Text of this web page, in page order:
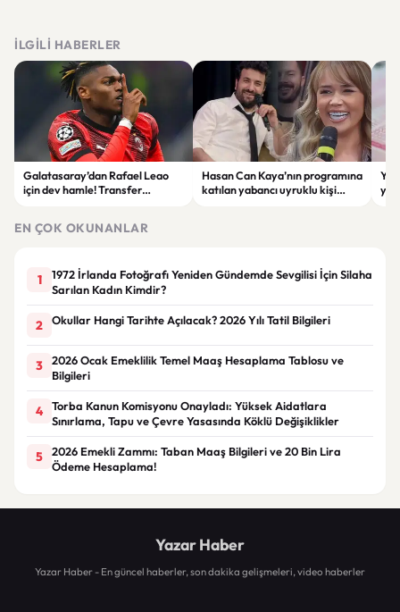
İLGILI HABERLER
Galatasaray’dan Rafael Leao
için dev hamle! Transfer
Hasan Can Kaya’nın programına
katılan yabancı uyruklu kişi
EN ÇOK OKUNANLAR
1
1972 İrlanda Fotoğrafı Yeniden Gündemde Sevgilisi İçin Silaha
Sarılan Kadın Kimdir?
2 Okullar Hangi Tarihte Açılacak? 2026 Yılı Tatil Bilgileri
3
2026 Ocak Emeklilik Temel Maaş Hesaplama Tablosu ve
Bilgileri
4
Torba Kanun Komisyonu Onayladı: Yüksek Aidatlara
Sınırlama, Tapu ve Çevre Yasasında Köklü Değişiklikler
5
2026 Emekli Zammı: Taban Maaş Bilgileri ve 20 Bin Lira
Ödeme Hesaplama!
Yazar Haber
Yazar Haber - En güncel haberler, son dakika gelişmeleri, video haberler